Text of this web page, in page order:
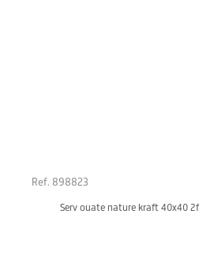
Ref. 898823
Serv ouate nature kraft 40x40